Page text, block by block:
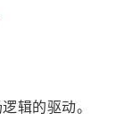
辑的驱动。